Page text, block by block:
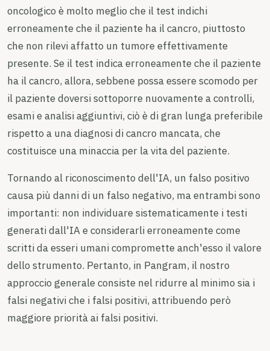
oncologico è molto meglio che il test indichi
erroneamente che il paziente ha il cancro, piuttosto
che non rilevi affatto un tumore effettivamente
presente. Se il test indica erroneamente che il paziente
ha il cancro, allora, sebbene possa essere scomodo per
il paziente doversi sottoporre nuovamente a controlli,
esami e analisi aggiuntivi, ciò è di gran lunga preferibile
rispetto a una diagnosi di cancro mancata, che
costituisce una minaccia per la vita del paziente.
Tornando al riconoscimento dell'IA, un falso positivo
causa più danni di un falso negativo, ma entrambi sono
importanti: non individuare sistematicamente i testi
generati dall'IA e considerarli erroneamente come
scritti da esseri umani compromette anch'esso il valore
dello strumento. Pertanto, in Pangram, il nostro
approccio generale consiste nel ridurre al minimo sia i
falsi negativi che i falsi positivi, attribuendo però
maggiore priorità ai falsi positivi.